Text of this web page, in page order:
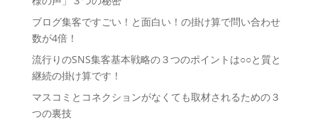
ブログ集客ですごい！と面白い！の掛け算で問い合わせ
数が4倍！
流行りのSNS集客基本戦略の３つのポイントは○○と質と
継続の掛け算です！
マスコミとコネクションがなくても取材されるための３
つの裏技